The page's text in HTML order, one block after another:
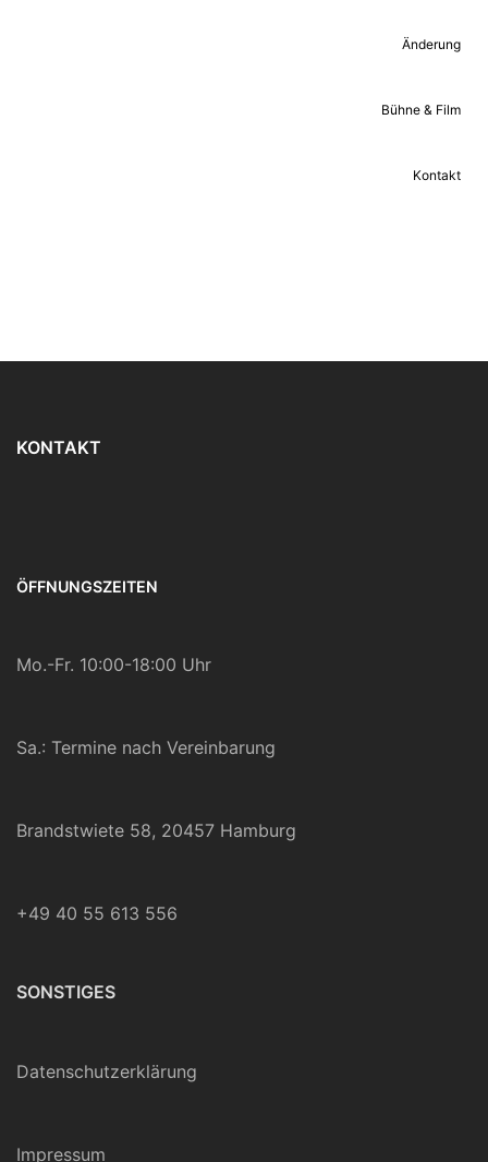
Änderung
Bühne & Film
Kontakt
KONTAKT
ÖFFNUNGSZEITEN
Mo.-Fr. 10:00-18:00 Uhr
Sa.: Termine nach Vereinbarung
Brandstwiete 58, 20457 Hamburg
+49 40 55 613 556
SONSTIGES
Datenschutzerklärung
Impressum